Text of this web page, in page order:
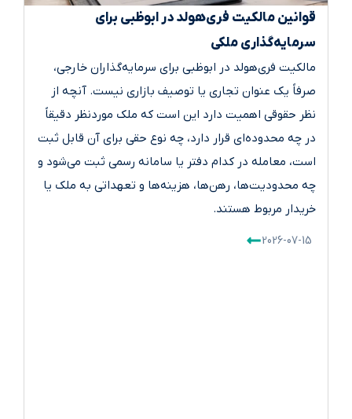
قوانین مالکیت فری‌هولد در ابوظبی برای
سرمایه‌گذاری ملکی
مالکیت فری‌هولد در ابوظبی برای سرمایه‌گذاران خارجی،
صرفاً یک عنوان تجاری یا توصیف بازاری نیست. آنچه از
نظر حقوقی اهمیت دارد این است که ملک موردنظر دقیقاً
در چه محدوده‌ای قرار دارد، چه نوع حقی برای آن قابل ثبت
است، معامله در کدام دفتر یا سامانه رسمی ثبت می‌شود و
چه محدودیت‌ها، رهن‌ها، هزینه‌ها و تعهداتی به ملک یا
خریدار مربوط هستند.
2026-07-15